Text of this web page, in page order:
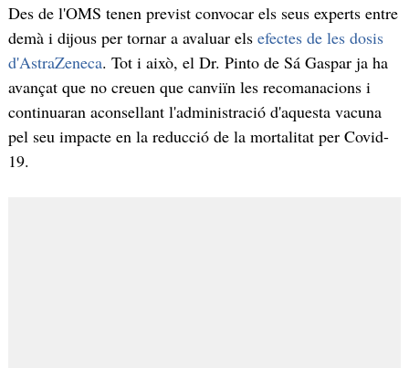
Des de l'OMS tenen previst convocar els seus experts entre
demà i dijous per tornar a avaluar els efectes de les dosis
d'AstraZeneca. Tot i això, el Dr. Pinto de Sá Gaspar ja ha
avançat que no creuen que canviïn les recomanacions i
continuaran aconsellant l'administració d'aquesta vacuna
pel seu impacte en la reducció de la mortalitat per Covid-
19.